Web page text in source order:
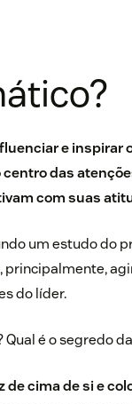
e inspirar
das
com suas
umestudodo
do líder.
é o segredo
de cima de si e